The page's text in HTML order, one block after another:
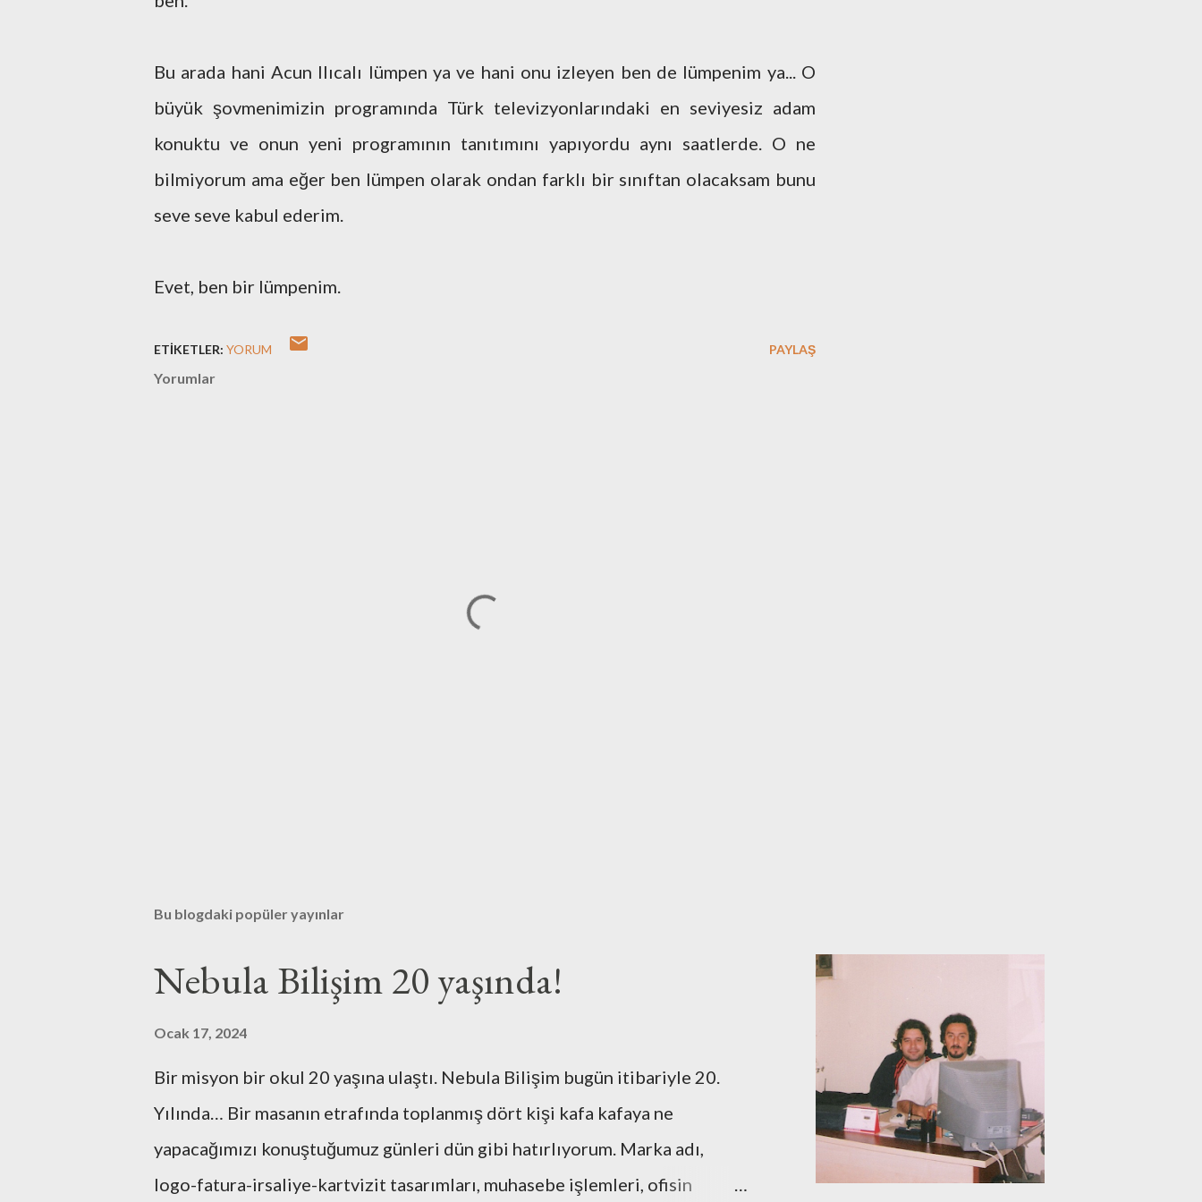
Bu arada hani Acun Ilıcalı lümpen ya ve hani onu izleyen ben de lümpenim ya... O
büyük şovmenimizin programında Türk televizyonlarındaki en seviyesiz adam
konuktu ve onun yeni programının tanıtımını yapıyordu aynı saatlerde. O ne
bilmiyorum ama eğer ben lümpen olarak ondan farklı bir sınıftan olacaksam bunu
seve seve kabul ederim.
Evet, ben bir lümpenim.
ETIKETLER: YORUM PAYLAŞ
Yorumlar
Bu blogdaki popüler yayınlar
Nebula Bilişim 20 yaşında!
Ocak 17, 2024
Bir misyon bir okul 20 yaşına ulaştı. Nebula Bilişim bugün itibariyle 20.
Yılında… Bir masanın etrafında toplanmış dört kişi kafa kafaya ne
yapacağımızı konuştuğumuz günleri dün gibi hatırlıyorum. Marka adı,
logo-fatura-irsaliye-kartvizit tasarımları, muhasebe işlemleri, ofisin